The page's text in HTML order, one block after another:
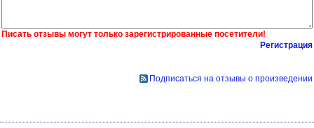
Писать отзывы могут только зарегистрированные посетители!
Регистрация
Подписаться на отзывы о произведении